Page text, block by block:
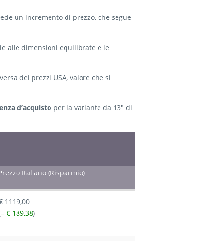
un incremento di prezzo, che segue
alle dimensioni equilibrate e le
dei prezzi USA, valore che si
d’acquisto per la variante da 13″ di
Italiano (Risparmio)
1119,00
– € 189,38)